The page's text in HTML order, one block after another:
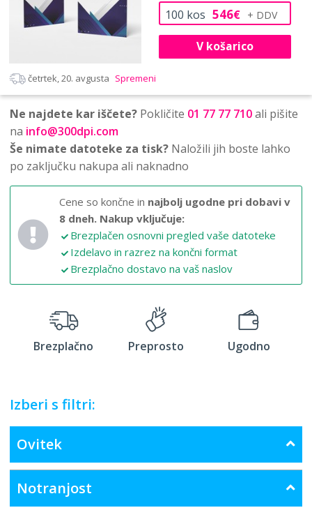
100 kos 546€
V košarico
četrtek, 20. avgusta Spremeni
Ne najdete kar iščete? Pokličite 01 77 77 710ali pišite
na info@300dpi.com
Še nimate datoteke za tisk? Naložili jih boste lahko
po zaključku nakupa ali naknadno
Cene so končne in najbolj ugodne pri dobavi v
8 dneh. Nakup vključuje:
Brezplačen osnovni pregled vaše datoteke
Izdelavo in razrez na končni format
Brezplačno dostavo na vaš naslov
Brezplačno Preprosto Ugodno
Izberi s filtri:
Ovitek
Notranjost